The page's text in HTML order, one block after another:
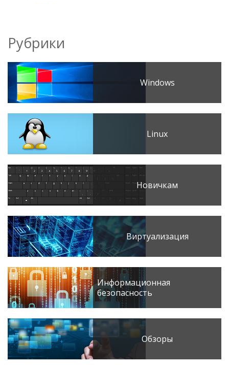
Рубрики
Windows
Linux
Новичкам
Виртуализация
Информационная
безопасность
Обзоры